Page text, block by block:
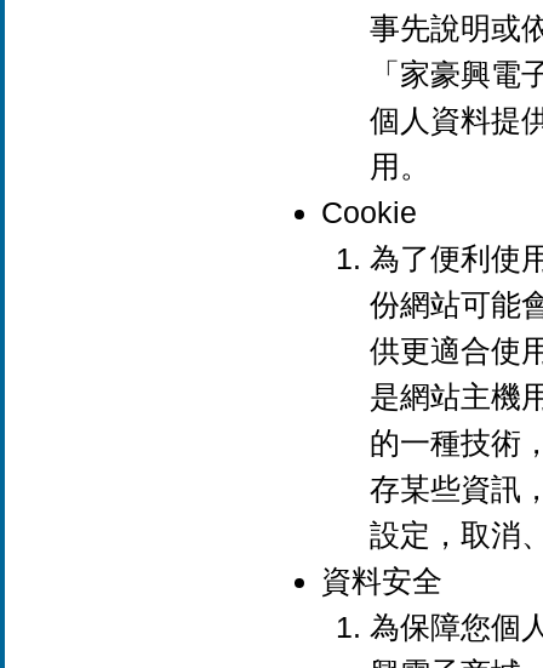
事先說明或
「家豪興電
個人資料提
用。
Cookie
為了便利使
份網站可能
供更適合使
是網站主機
的一種技術
存某些資訊
設定，取消
資料安全
為保障您個